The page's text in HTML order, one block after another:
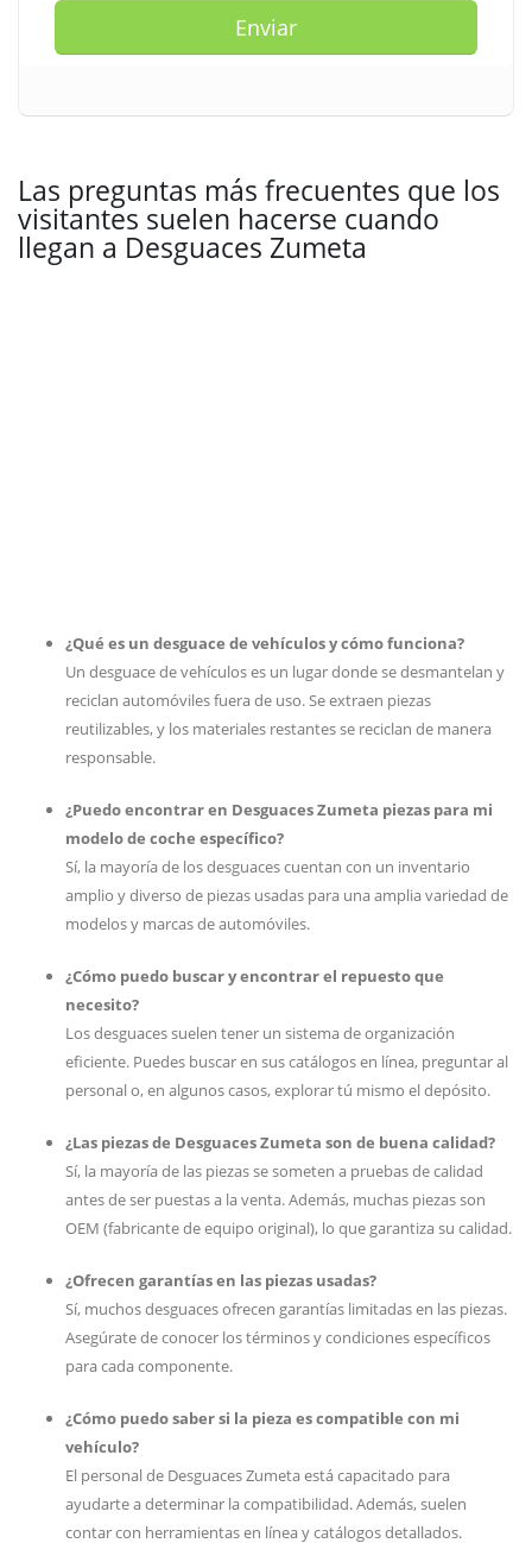
Enviar
Las preguntas más frecuentes que los
visitantes suelen hacerse cuando
llegan a Desguaces Zumeta
¿Qué es un desguace de vehículos y cómo funciona?
Un desguace de vehículos es un lugar donde se desmantelan y
reciclan automóviles fuera de uso. Se extraen piezas
reutilizables, y los materiales restantes se reciclan de manera
responsable.
¿Puedo encontrar en Desguaces Zumeta piezas para mi
modelo de coche específico?
Sí, la mayoría de los desguaces cuentan con un inventario
amplio y diverso de piezas usadas para una amplia variedad de
modelos y marcas de automóviles.
¿Cómo puedo buscar y encontrar el repuesto que
necesito?
Los desguaces suelen tener un sistema de organización
eficiente. Puedes buscar en sus catálogos en línea, preguntar al
personal o, en algunos casos, explorar tú mismo el depósito.
¿Las piezas de Desguaces Zumeta son de buena calidad?
Sí, la mayoría de las piezas se someten a pruebas de calidad
antes de ser puestas a la venta. Además, muchas piezas son
OEM (fabricante de equipo original), lo que garantiza su calidad.
¿Ofrecen garantías en las piezas usadas?
Sí, muchos desguaces ofrecen garantías limitadas en las piezas.
Asegúrate de conocer los términos y condiciones específicos
para cada componente.
¿Cómo puedo saber si la pieza es compatible con mi
vehículo?
El personal de Desguaces Zumeta está capacitado para
ayudarte a determinar la compatibilidad. Además, suelen
contar con herramientas en línea y catálogos detallados.